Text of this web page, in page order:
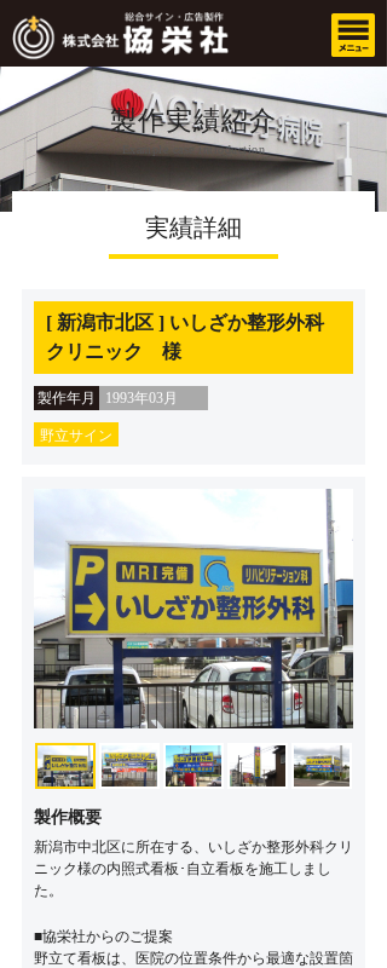
製作実績紹介
Example case introduction
実績詳細
[ 新潟市北区 ] いしざか整形外科
クリニック 様
製作年月 1993年03月
野立サイン
製作概要
新潟市中北区に所在する、いしざか整形外科クリ
ニック様の内照式看板･自立看板を施工しまし
た。
■協栄社からのご提案
野立て看板は、医院の位置条件から最適な設置箇